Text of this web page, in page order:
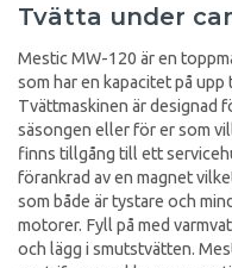
Tvätta under
Mestic MW-120 är en
som har en kapacitet på
Tvättmaskinen är designad
säsongen eller för er som
finns tillgång till ett
förankrad av en magnet
som både är tystare och
motorer. Fyll på med
och lägg i smutstvätten.